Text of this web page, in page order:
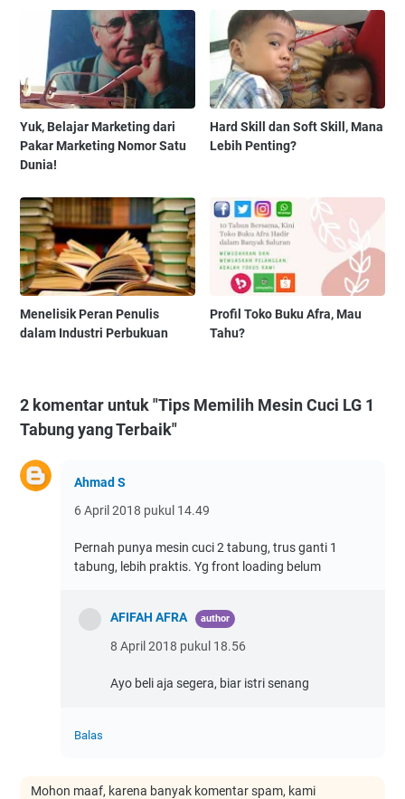
Yuk, Belajar Marketing dari
Pakar Marketing Nomor Satu
Dunia!
Hard Skill dan Soft Skill, Mana
Lebih Penting?
Menelisik Peran Penulis
dalam Industri Perbukuan
Profil Toko Buku Afra, Mau
Tahu?
2 komentar untuk "Tips Memilih Mesin Cuci LG 1
Tabung yang Terbaik"
Ahmad S
6 April 2018 pukul 14.49
Pernah punya mesin cuci 2 tabung, trus ganti 1
tabung, lebih praktis. Yg front loading belum
AFIFAH AFRA
8 April 2018 pukul 18.56
Ayo beli aja segera, biar istri senang
Balas
Mohon maaf, karena banyak komentar spam, kami